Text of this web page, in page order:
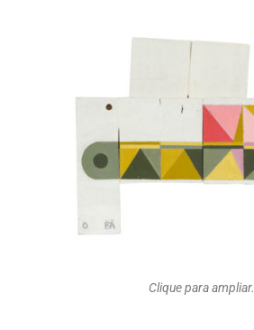
Clique para ampliar.